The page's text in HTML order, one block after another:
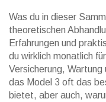
Was du in dieser
theoretischen
Erfahrungen und
du wirklich monatlich
Versicherung,
das Model 3 oft das
bietet, aber auch,